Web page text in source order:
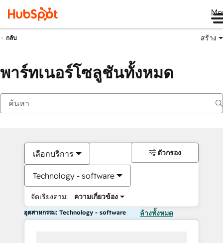
กลับ สร้าง
พาร์ทเนอร์โซลูชันทั้งหมด
เลือกบริการ
Technology - software
จัดเรียงตาม: ความเกี่ยวข้อง
ตัวกรอง
อุตสาหกรรม: Technology - software ล้างทั้งหมด